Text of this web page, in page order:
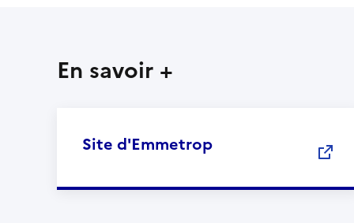
En savoir +
Site d'Emmetrop